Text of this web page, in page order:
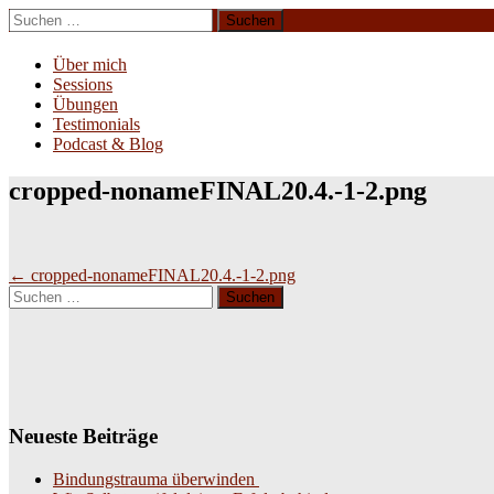
Zum
Inhalt
springen
Suchen
nach:
Über mich
Sessions
Übungen
Testimonials
Podcast & Blog
cropped-nonameFINAL20.4.-1-2.png
Beitragsnavigation
← cropped-nonameFINAL20.4.-1-2.png
Suchen
nach:
Neueste Beiträge
Bindungstrauma überwinden